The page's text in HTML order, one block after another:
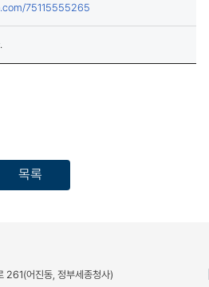
75115555265
목록
261(어진동, 정부세종청사)